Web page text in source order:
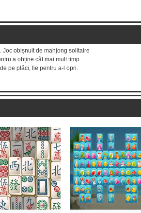
Joc obișnuit de mahjong solitaire
a obține cât mai mult timp
pe plăci, fie pentru a-l opri.